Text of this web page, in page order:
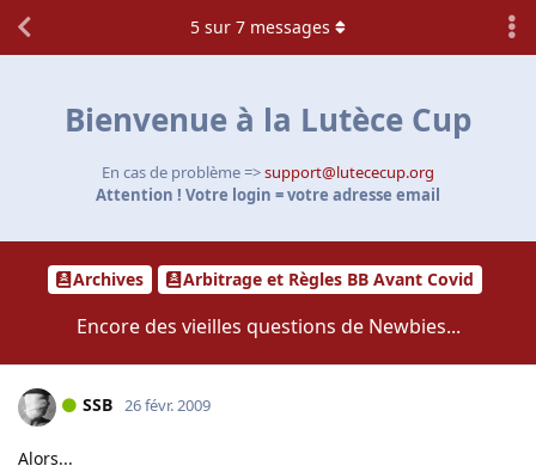
Bienvenue à la Lutèce Cup
En cas de problème =>support@lutececup.org
Attention ! Votre login = votre adresse email
Archives Arbitrage et Règles BB Avant Covid
Encore des vieilles questions de Newbies...
5 sur 7 messages
SSB 26 févr. 2009
Alors...